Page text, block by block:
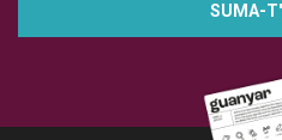
SUMA-